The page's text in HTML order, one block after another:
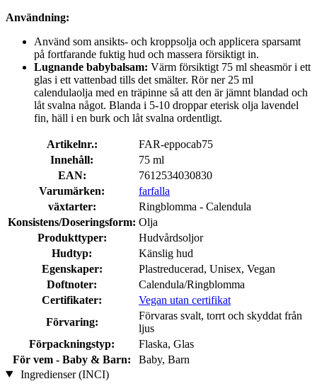
Användning:
Använd som ansikts- och kroppsolja och applicera sparsamt
på fortfarande fuktig hud och massera försiktigt in.
Lugnande babybalsam: Värm försiktigt 75 ml sheasmör i ett
glas i ett vattenbad tills det smälter. Rör ner 25 ml
calendulaolja med en träpinne så att den är jämnt blandad och
låt svalna något. Blanda i 5-10 droppar eterisk olja lavendel
fin, häll i en burk och låt svalna ordentligt.
Artikelnr.:
FAR-eppocab75
Innehåll:
75 ml
EAN:
7612534030830
Varumärken:
farfalla
växtarter:
Ringblomma - Calendula
Konsistens/Doseringsform: Olja
Produkttyper:
Hudvårdsoljor
Hudtyp:
Känslig hud
Egenskaper:
Plastreducerad, Unisex, Vegan
Doftnoter:
Calendula/Ringblomma
Certifikater:
Vegan utan certifikat
Förvaring:
Förvaras svalt, torrt och skyddat från
ljus
Förpackningstyp:
Flaska, Glas
För vem - Baby & Barn:
Baby, Barn
Ingredienser (INCI)